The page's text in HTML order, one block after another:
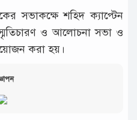
সভাকক্ষে শহিদ ক্যাপ্টেন
ও আলোচনা সভা ও
করা হয়।